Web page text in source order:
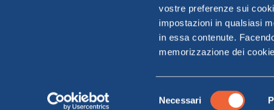
vostre preferenze sui
impostazioni in qualsiasi
in essa contenute.
memorizzazione dei
del
Necessari
Reg. Imprese Milano e C.F. 04846130633 -
LOONEY TUNES and all related characters and
Inc. (s26)